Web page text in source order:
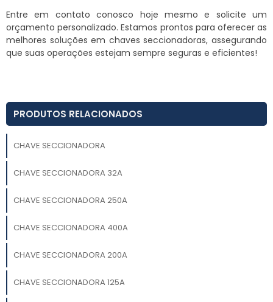
Entre em contato conosco hoje mesmo e solicite um
orçamento personalizado. Estamos prontos para oferecer as
melhores soluções em chaves seccionadoras, assegurando
que suas operações estejam sempre seguras e eficientes!
PRODUTOS RELACIONADOS
CHAVE SECCIONADORA
CHAVE SECCIONADORA 32A
CHAVE SECCIONADORA 250A
CHAVE SECCIONADORA 400A
CHAVE SECCIONADORA 200A
CHAVE SECCIONADORA 125A